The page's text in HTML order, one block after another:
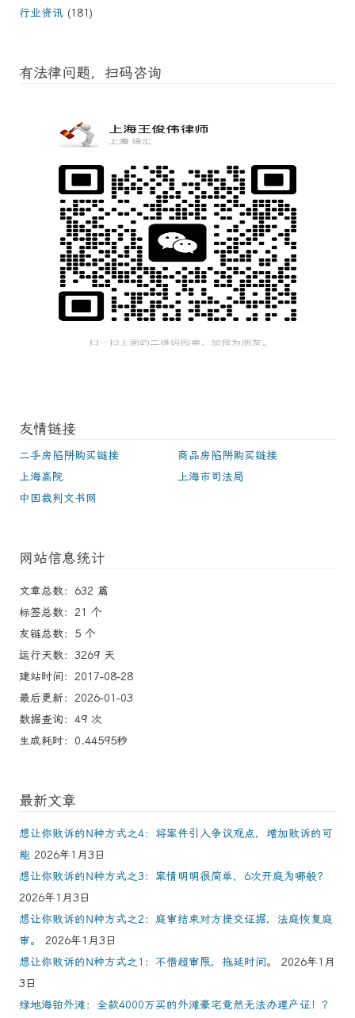
行业资讯 (181)
有法律问题，扫码咨询
友情链接
二手房陷阱购买链接
商品房陷阱购买链接
上海高院
上海市司法局
中国裁判文书网
网站信息统计
文章总数：632 篇
标签总数：21 个
友链总数：5 个
运行天数：3269 天
建站时间：2017-08-28
最后更新：2026-01-03
数据查询：49 次
生成耗时：0.44595秒
最新文章
想让你败诉的N种方式之4：将案件引入争议观点，增加败诉的可
能 2026年1月3日
想让你败诉的N种方式之3：案情明明很简单，6次开庭为哪般？
2026年1月3日
想让你败诉的N种方式之2：庭审结束对方提交证据，法庭恢复庭
审。
2026年1月3日
想让你败诉的N种方式之1：不惜超审限，拖延时间。
2026年1月
3日
绿地海铂外滩：全款4000万买的外滩豪宅竟然无法办理产证！？